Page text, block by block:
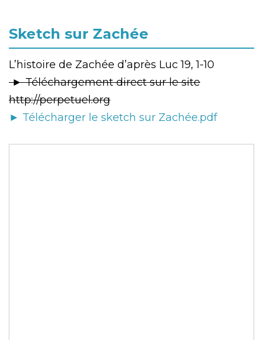
Sketch sur Zachée
L’histoire de Zachée d’après Luc 19, 1-10
► Téléchargement direct sur le site
http://perpetuel.org
► Télécharger le sketch sur Zachée.pdf